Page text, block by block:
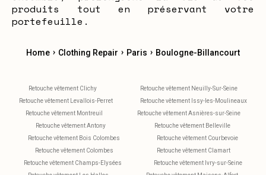
produits tout en préservant votre
portefeuille.
Home › Clothing Repair › Paris › Boulogne-Billancourt
Retouche vêtement Clichy
Retouche vêtement Neuilly-Sur-Seine
Retouche vêtement Levallois-Perret
Retouche vêtement Issy-les-Moulineaux
Retouche vêtement Montreuil
Retouche vêtement Asnières-sur-Seine
Retouche vêtement Antony
Retouche vêtement Belleville
Retouche vêtement Bois Colombes
Retouche vêtement Courbevoie
Retouche vêtement Colombes
Retouche vêtement Clamart
Retouche vêtement Champs-Elysées
Retouche vêtement Ivry-sur-Seine